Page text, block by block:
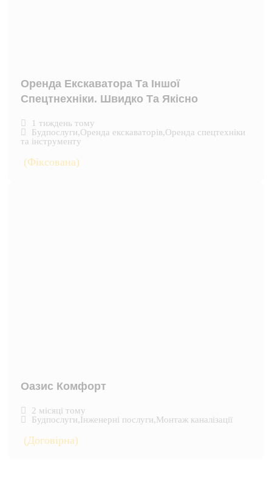
Оренда Екскаватора Та Іншої
Спецтнехніки. Швидко Та Якісно
1 тиждень тому
Будпослуги,Оренда екскаваторів,Оренда спецтехніки
та інструменту
(Фіксована)
Оазис Комфорт
2 місяці тому
Будпослуги,Інженерні послуги,Монтаж каналізації
(Договірна)